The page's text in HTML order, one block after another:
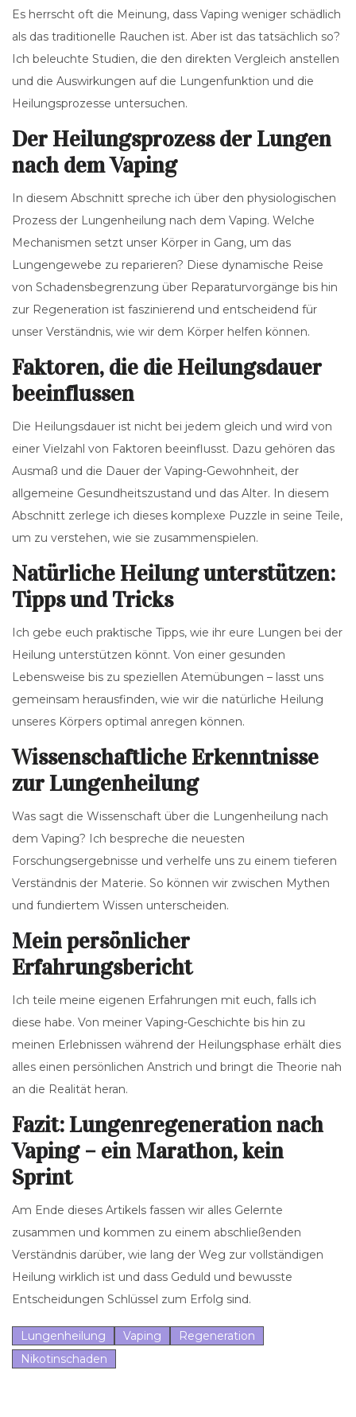
Es herrscht oft die Meinung, dass Vaping weniger schädlich
als das traditionelle Rauchen ist. Aber ist das tatsächlich so?
Ich beleuchte Studien, die den direkten Vergleich anstellen
und die Auswirkungen auf die Lungenfunktion und die
Heilungsprozesse untersuchen.
Der Heilungsprozess der Lungen
nach dem Vaping
In diesem Abschnitt spreche ich über den physiologischen
Prozess der Lungenheilung nach dem Vaping. Welche
Mechanismen setzt unser Körper in Gang, um das
Lungengewebe zu reparieren? Diese dynamische Reise
von Schadensbegrenzung über Reparaturvorgänge bis hin
zur Regeneration ist faszinierend und entscheidend für
unser Verständnis, wie wir dem Körper helfen können.
Faktoren, die die Heilungsdauer
beeinflussen
Die Heilungsdauer ist nicht bei jedem gleich und wird von
einer Vielzahl von Faktoren beeinflusst. Dazu gehören das
Ausmaß und die Dauer der Vaping-Gewohnheit, der
allgemeine Gesundheitszustand und das Alter. In diesem
Abschnitt zerlege ich dieses komplexe Puzzle in seine Teile,
um zu verstehen, wie sie zusammenspielen.
Natürliche Heilung unterstützen:
Tipps und Tricks
Ich gebe euch praktische Tipps, wie ihr eure Lungen bei der
Heilung unterstützen könnt. Von einer gesunden
Lebensweise bis zu speziellen Atemübungen – lasst uns
gemeinsam herausfinden, wie wir die natürliche Heilung
unseres Körpers optimal anregen können.
Wissenschaftliche Erkenntnisse
zur Lungenheilung
Was sagt die Wissenschaft über die Lungenheilung nach
dem Vaping? Ich bespreche die neuesten
Forschungsergebnisse und verhelfe uns zu einem tieferen
Verständnis der Materie. So können wir zwischen Mythen
und fundiertem Wissen unterscheiden.
Mein persönlicher
Erfahrungsbericht
Ich teile meine eigenen Erfahrungen mit euch, falls ich
diese habe. Von meiner Vaping-Geschichte bis hin zu
meinen Erlebnissen während der Heilungsphase erhält dies
alles einen persönlichen Anstrich und bringt die Theorie nah
an die Realität heran.
Fazit: Lungenregeneration nach
Vaping – ein Marathon, kein
Sprint
Am Ende dieses Artikels fassen wir alles Gelernte
zusammen und kommen zu einem abschließenden
Verständnis darüber, wie lang der Weg zur vollständigen
Heilung wirklich ist und dass Geduld und bewusste
Entscheidungen Schlüssel zum Erfolg sind.
Lungenheilung Vaping
Regeneration
Nikotinschaden